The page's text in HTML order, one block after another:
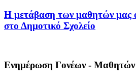
H μετάβαση των μαθητών μας
στο Δημοτικό Σχολείο
Ενημέρωση Γονέων - Μαθητών